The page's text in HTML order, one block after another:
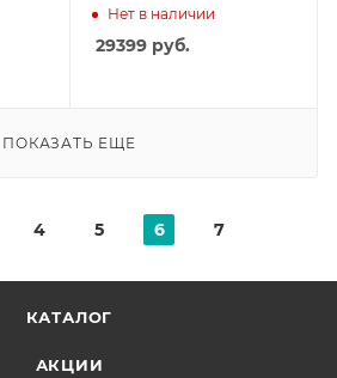
донный клапан
универсальный,
матовый черный
Нет в наличии
29399руб.
ПОКАЗАТЬ ЕЩЕ
4 5 6 7
КАТАЛОГ
АКЦИИ